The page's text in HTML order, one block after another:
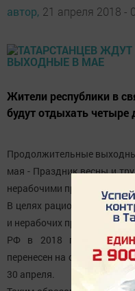
автор, 21 апреля 2018 -
Жители республики в
будут отдыхать четыре
Продолжительные
мая - Праздник весны и
нерабочими праздничными
В целях рационального
и нерабочих праздничных
РФ в 2018 году
перенесен на среду 2 мая,
30 апреля.